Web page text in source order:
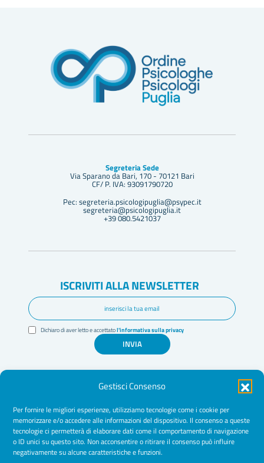
Gestisci Consenso
Per fornire le migliori esperienze, utilizziamo tecnologie come i cookie per
memorizzare e/o accedere alle informazioni del dispositivo. Il consenso a queste
tecnologie ci permetterà di elaborare dati come il comportamento di navigazione
o ID unici su questo sito. Non acconsentire o ritirare il consenso può influire
negativamente su alcune caratteristiche e funzioni.
Segreteria Sede
Via Sparano da Bari, 170 - 70121 Bari
CF/ P. IVA: 93091790720
Pec: segreteria.psicologipuglia@psypec.it
segreteria@psicologipuglia.it
+39 080.5421037
ISCRIVITI ALLA NEWSLETTER
Dichiaro di aver letto e accettatol'informativa sulla privacy
INVIA
Amministrazione Trasparente
Normative